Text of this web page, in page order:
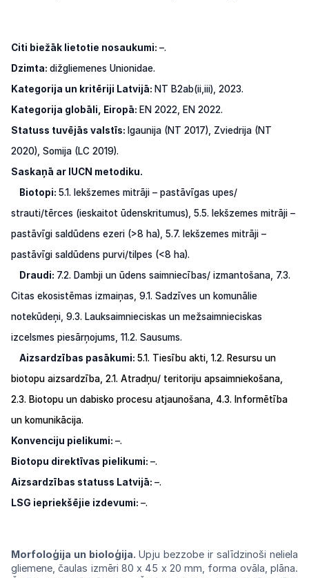
Citi biežāk lietotie nosaukumi: –.
Dzimta: dižgliemenes Unionidae.
Kategorija un kritēriji Latvijā: NT B2ab(ii,iii), 2023.
Kategorija globāli, Eiropā: EN 2022, EN 2022.
Statuss tuvējās valstīs: Igaunija (NT 2017), Zviedrija (NT
2020), Somija (LC 2019).
Saskaņā ar IUCN metodiku.
Biotopi: 5.1. Iekšzemes mitrāji – pastāvīgas upes/
strauti/tērces (ieskaitot ūdenskritumus), 5.5. Iekšzemes mitrāji –
pastāvīgi saldūdens ezeri (>8 ha), 5.7. Iekšzemes mitrāji –
pastāvīgi saldūdens purvi/tilpes (<8 ha).
Draudi: 7.2. Dambji un ūdens saimniecības/ izmantošana, 7.3.
Citas ekosistēmas izmaiņas, 9.1. Sadzīves un komunālie
notekūdeņi, 9.3. Lauksaimnieciskas un mežsaimnieciskas
izcelsmes piesārņojums, 11.2. Sausums.
Aizsardzības pasākumi: 5.1. Tiesību akti, 1.2. Resursu un
biotopu aizsardzība, 2.1. Atradņu/ teritoriju apsaimniekošana,
2.3. Biotopu un dabisko procesu atjaunošana, 4.3. Informētība
un komunikācija.
Konvenciju pielikumi: –.
Biotopu direktīvas pielikumi: –.
Aizsardzības statuss Latvijā: –.
LSG iepriekšējie izdevumi: –.
Morfoloģija un bioloģija. Upju bezzobe ir salīdzinoši neliela
gliemene, čaulas izmēri 80 x 45 x 20 mm, forma ovāla, plāna.